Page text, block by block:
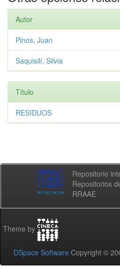
Autor
Pinos, Juan
Saquisilí, Silvia
Título
RESIDUOS
Repositorio
Repositorios
RRAAE
Theme by
DSpace Software Copyright ©